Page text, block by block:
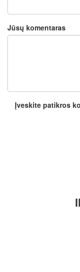
Jūsų komentaras
Įveskite patikros